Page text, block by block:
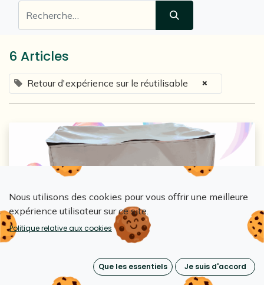
6 Articles
Retour d'expérience sur le réutilisable ×
Loopipak
Peut-on vraiment réutiliser un sac de
blanchisserie ? DEPAIRON teste Loopipak
0 1925
Nous utilisons des cookies pour vous offrir une meilleure
expérience utilisateur sur ce site.
Politique relative aux cookies
Que les essentiels Je suis d'accord